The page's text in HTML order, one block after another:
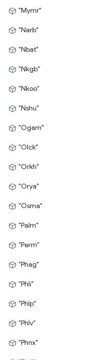
"Mymr"
"Narb"
"Nbat"
"Nkgb"
"Nkoo"
"Nshu"
"Ogam"
"Olck"
"Orkh"
"Orya"
"Osma"
"Palm"
"Perm"
"Phag"
"Phli"
"Phlp"
"Phlv"
"Phnx"